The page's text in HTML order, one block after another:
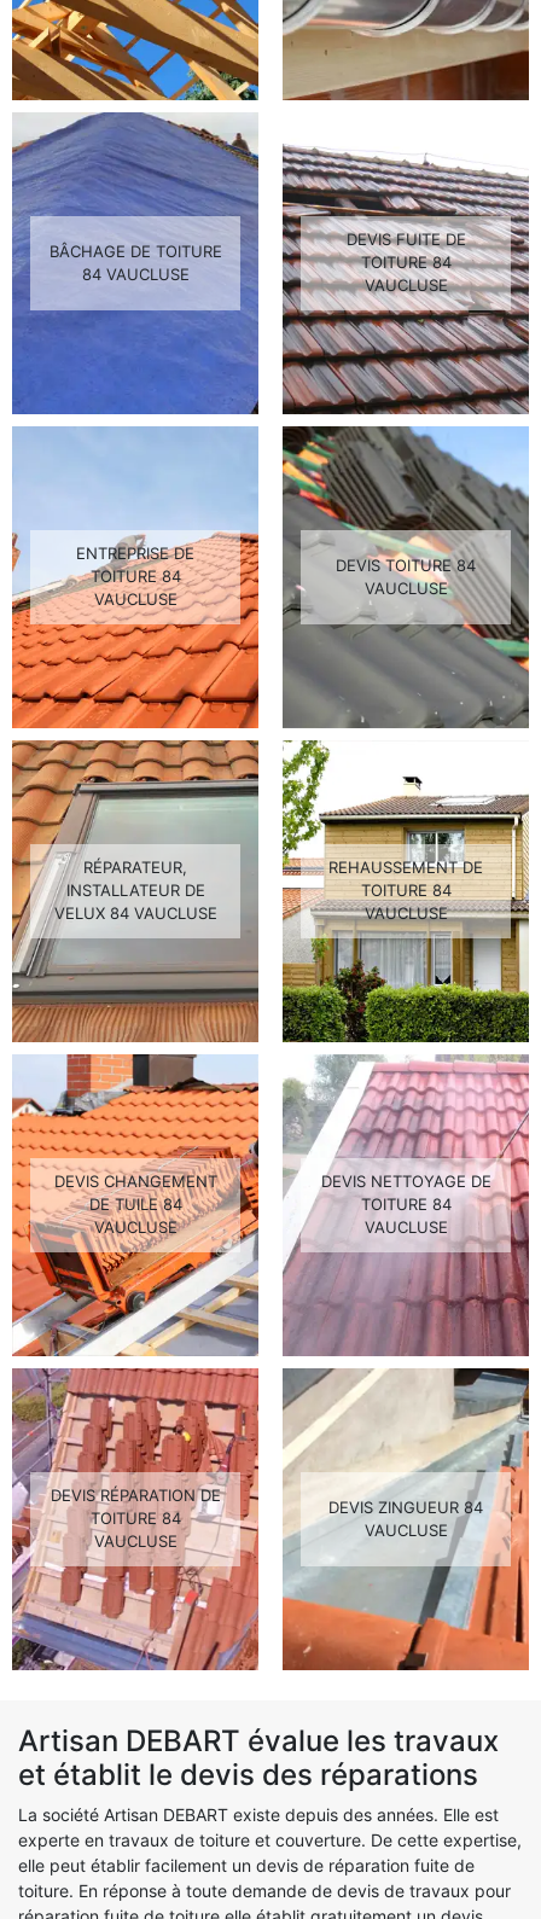
BÂCHAGE DE TOITURE
84 VAUCLUSE
DEVIS FUITE DE
TOITURE 84
VAUCLUSE
ENTREPRISE DE
TOITURE 84
VAUCLUSE
DEVIS TOITURE 84
VAUCLUSE
RÉPARATEUR,
INSTALLATEUR DE
VELUX 84 VAUCLUSE
REHAUSSEMENT DE
TOITURE 84
VAUCLUSE
DEVIS CHANGEMENT
DE TUILE 84
VAUCLUSE
DEVIS NETTOYAGE DE
TOITURE 84
VAUCLUSE
DEVIS RÉPARATION DE
TOITURE 84
VAUCLUSE
DEVIS ZINGUEUR 84
VAUCLUSE
Artisan DEBART évalue les travaux
et établit le devis des réparations
La société Artisan DEBART existe depuis des années. Elle est
experte en travaux de toiture et couverture. De cette expertise,
elle peut établir facilement un devis de réparation fuite de
toiture. En réponse à toute demande de devis de travaux pour